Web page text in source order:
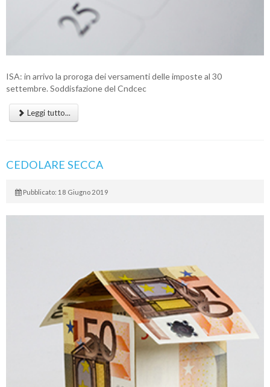
ISA: in arrivo la proroga dei versamenti delle imposte al 30
settembre. Soddisfazione del Cndcec
Leggi tutto...
CEDOLARE SECCA
Pubblicato: 18 Giugno 2019